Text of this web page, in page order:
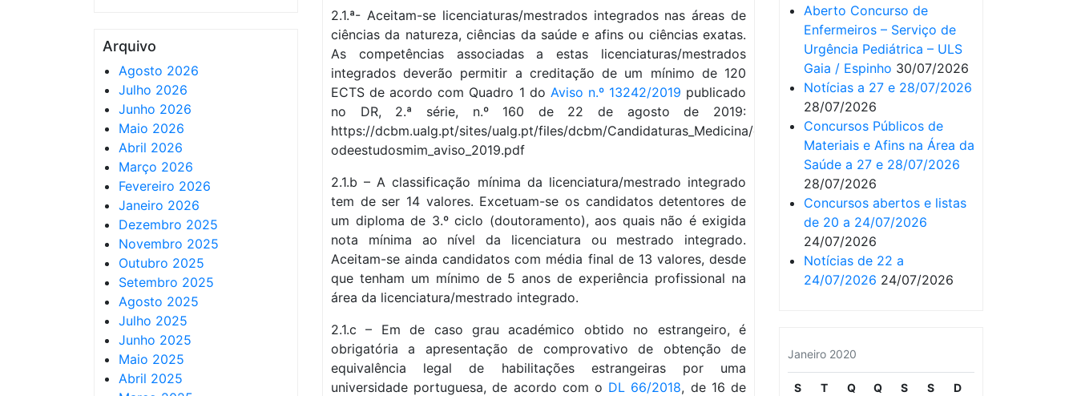
Arquivo
Agosto 2026
Julho 2026
Junho 2026
Maio 2026
Abril 2026
Março 2026
Fevereiro 2026
Janeiro 2026
Dezembro 2025
Novembro 2025
Outubro 2025
Setembro 2025
Agosto 2025
Julho 2025
Junho 2025
Maio 2025
Abril 2025
2.1.ª- Aceitam-se licenciaturas/mestrados integrados nas áreas de
ciências da natureza, ciências da saúde e afins ou ciências exatas.
As competências associadas a estas licenciaturas/mestrados
integrados deverão permitir a creditação de um mínimo de 120
ECTS de acordo com Quadro 1 do Aviso n.º 13242/2019 publicado
no DR, 2.ª série, n.º 160 de 22 de agosto de 2019:
https://dcbm.ualg.pt/sites/ualg.pt/files/dcbm/Candidaturas_Medicina/dr_plan
odeestudosmim_aviso_2019.pdf
2.1.b – A classificação mínima da licenciatura/mestrado integrado
tem de ser 14 valores. Excetuam-se os candidatos detentores de
um diploma de 3.º ciclo (doutoramento), aos quais não é exigida
nota mínima ao nível da licenciatura ou mestrado integrado.
Aceitam-se ainda candidatos com média final de 13 valores, desde
que tenham um mínimo de 5 anos de experiência profissional na
área da licenciatura/mestrado integrado.
2.1.c – Em de caso grau académico obtido no estrangeiro, é
obrigatória a apresentação de comprovativo de obtenção de
equivalência legal de habilitações estrangeiras por uma
universidade portuguesa, de acordo com o DL 66/2018, de 16 de
Aberto Concurso de
Enfermeiros – Serviço de
Urgência Pediátrica – ULS
Gaia / Espinho 30/07/2026
Notícias a 27 e 28/07/2026
28/07/2026
Concursos Públicos de
Materiais e Afins na Área da
Saúde a 27 e 28/07/2026
28/07/2026
Concursos abertos e listas
de 20 a 24/07/2026
24/07/2026
Notícias de 22 a
24/07/2026 24/07/2026
Janeiro 2020
S T Q Q S S D